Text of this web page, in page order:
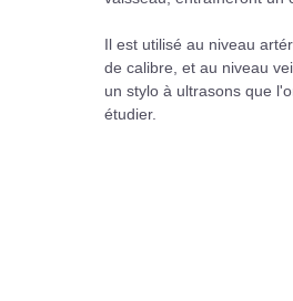
Il est utilisé au niveau
de calibre, et au niveau
un stylo à ultrasons que
étudier.